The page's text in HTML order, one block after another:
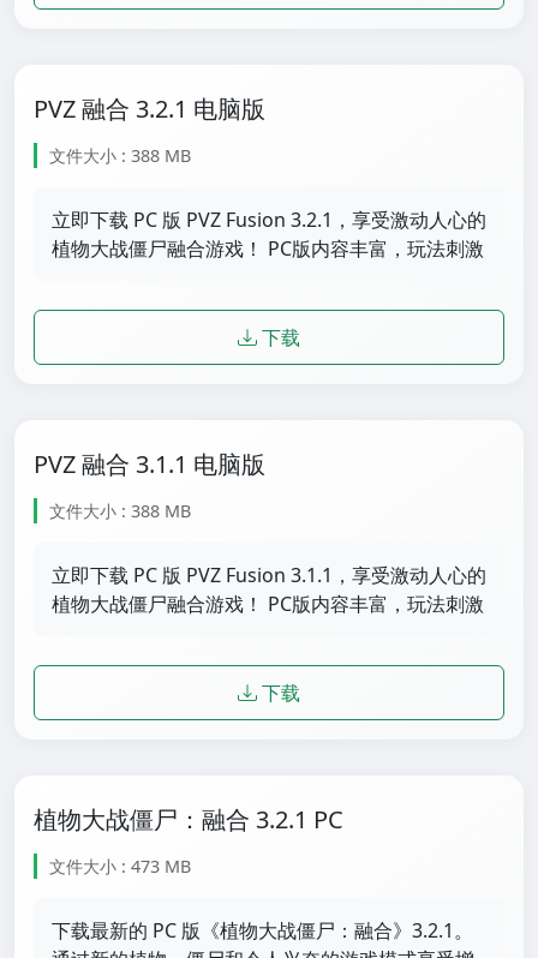
PVZ 融合 3.2.1 电脑版
文件大小 : 388 MB
立即下载 PC 版 PVZ Fusion 3.2.1，享受激动人心的
植物大战僵尸融合游戏！ PC版内容丰富，玩法刺激
下载
PVZ 融合 3.1.1 电脑版
文件大小 : 388 MB
立即下载 PC 版 PVZ Fusion 3.1.1，享受激动人心的
植物大战僵尸融合游戏！ PC版内容丰富，玩法刺激
下载
植物大战僵尸：融合 3.2.1 PC
文件大小 : 473 MB
下载最新的 PC 版《植物大战僵尸：融合》3.2.1。